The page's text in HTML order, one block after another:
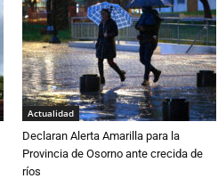
Actualidad
Declaran Alerta Amarilla para la
Provincia de Osorno ante crecida de
ríos